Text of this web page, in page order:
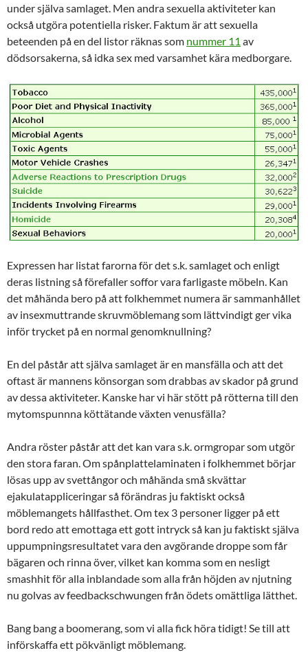
under själva samlaget. Men andra sexuella aktiviteter kan
också utgöra potentiella risker. Faktum är att sexuella
beteenden på en del listor räknas som nummer 11 av
dödsorsakerna, så idka sex med varsamhet kära medborgare.
Expressen har listat farorna för det s.k. samlaget och enligt
deras listning så förefaller soffor vara farligaste möbeln. Kan
det måhända bero på att folkhemmet numera är sammanhållet
av insexmuttrande skruvmöblemang som lättvindigt ger vika
inför trycket på en normal genomknullning?
En del påstår att själva samlaget är en mansfälla och att det
oftast är mannens könsorgan som drabbas av skador på grund
av dessa aktiviteter. Kanske har vi här stött på rötterna till den
mytomspunnna köttätande växten venusfälla?
Andra röster påstår att det kan vara s.k. ormgropar som utgör
den stora faran. Om spånplattelaminaten i folkhemmet börjar
lösas upp av svettångor och måhända små skvättar
ejakulatappliceringar så förändras ju faktiskt också
möblemangets hållfasthet. Om tex 3 personer ligger på ett
bord redo att emottaga ett gott intryck så kan ju faktiskt själva
uppumpningsresultatet vara den avgörande droppe som får
bägaren och rinna över, vilket kan komma som en nesligt
smashhit för alla inblandade som alla från höjden av njutning
nu golvas av feedbackschwungen från ödets omättliga lätthet.
Bang bang a boomerang, som vi alla fick höra tidigt! Se till att
införskaffa ett pökvänligt möblemang.